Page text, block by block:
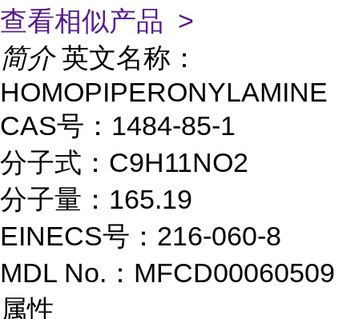
查看相似产品 >
简介 英文名称：
HOMOPIPERONYLAMINE
CAS号：1484-85-1
分子式：C9H11NO2
分子量：165.19
EINECS号：216-060-8
MDL No.：MFCD00060509
属性